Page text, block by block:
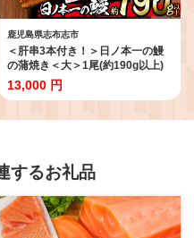
鹿児島県志布志市
＜肝串3本付き！＞日ノ本一の鰻
の蒲焼き＜大＞1尾(約190g以上)
a3-202-km
13,000 円
するお礼品